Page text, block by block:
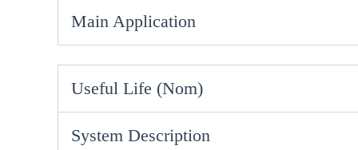
Main Application
Useful Life (Nom)
System Description